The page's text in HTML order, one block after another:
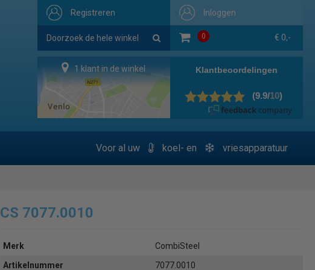
Inloggen
0 € 0,-
Registreren
1 klant in de winkel
Voor al uw koel- en vriesapparatuur
CS 7077.0010
Merk
CombiSteel
Artikelnummer
7077.0010